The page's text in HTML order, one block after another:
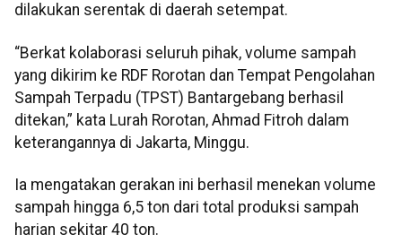
dilakukan serentak di daerah setempat.
“Berkat kolaborasi seluruh pihak, volume sampah
yang dikirim ke RDF Rorotan dan Tempat Pengolahan
Sampah Terpadu (TPST) Bantargebang berhasil
ditekan,” kata Lurah Rorotan, Ahmad Fitroh dalam
keterangannya di Jakarta, Minggu.
Ia mengatakan gerakan ini berhasil menekan volume
sampah hingga 6,5 ton dari total produksi sampah
harian sekitar 40 ton.